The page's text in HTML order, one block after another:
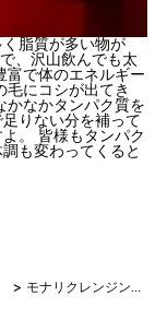
脂質が多い物が
、沢山飲んでも太
富で体のエネルギー
毛にコシが出てき
かなかタンパク質を
りない分を補って
。 皆様もタンパク
も変わってくると
> モナリクレンジング